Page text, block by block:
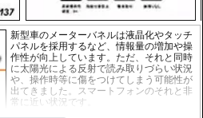
新型車のメーターバネルは液晶化やタッチ
パネルを採用するなど、情報量の増加や操
作性が向上しています。ただ、それと同時
に太陽光による反射で読み取りづらい状況
や、操作時等に傷をつけてしまう可能性が
出てきました。スマートフォンのそれと非
常に近い状況です。